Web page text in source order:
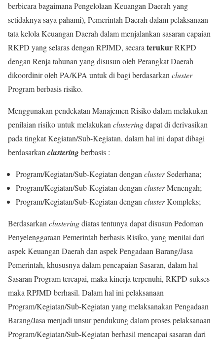
berbicara bagaimana Pengelolaan Keuangan Daerah yang
setidaknya saya pahami), Pemerintah Daerah dalam pelaksanaan
tata kelola Keuangan Daerah dalam menjalankan sasaran capaian
RKPD yang selaras dengan RPJMD, secara terukurRKPD
dengan Renja tahunan yang disusun oleh Perangkat Daerah
dikoordinir oleh PA/KPA untuk di bagi berdasarkan cluster
Program berbasis risiko.
Menggunakan pendekatan Manajemen Risiko dalam melakukan
penilaian risiko untuk melakukan clusteringdapat di derivasikan
pada tingkat Kegiatan/Sub-Kegiatan, dalam hal ini dapat dibagi
berdasarkan clusteringberbasis :
Program/Kegiatan/Sub-Kegiatan dengan clusterSederhana;
Program/Kegiatan/Sub-Kegiatan dengan clusterMenengah;
Program/Kegiatan/Sub-Kegiatan dengan clusterKompleks;
Berdasarkan clusteringdiatas tentunya dapat disusun Pedoman
Penyelenggaraan Pemerintah berbasis Risiko, yang menilai dari
aspek Keuangan Daerah dan aspek Pengadaan Barang/Jasa
Pemerintah, khususnya dalam pencapaian Sasaran, dalam hal
Sasaran Program tercapai, maka kinerja terpenuhi, RKPD sukses
maka RPJMD berhasil. Dalam hal ini pelaksanaan
Program/Kegiatan/Sub-Kegiatan yang melaksanakan Pengadaan
Barang/Jasa menjadi unsur pendukung dalam proses pelaksanaan
Program/Kegiatan/Sub-Kegiatan berhasil mencapai sasaran dari